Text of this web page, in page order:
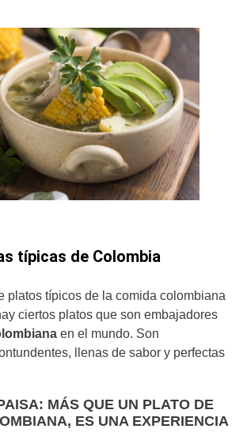
típicas de Colombia
platos típicos de la comida colombiana
ciertos platos que son embajadores
en el mundo. Son
llenas de sabor y perfectas
MÁS QUE UN PLATO DE
ES UNA EXPERIENCIA